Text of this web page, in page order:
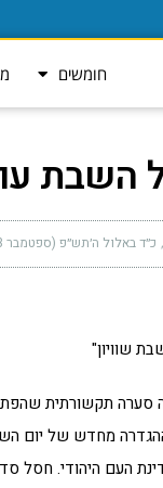
חומשים
השבת
כ״ד באלול ה׳תש״פ (ספטמבר 13, 2020)
שוויון"
סערה תקשורתית
מחדש של יום
העם היהודי. חסל